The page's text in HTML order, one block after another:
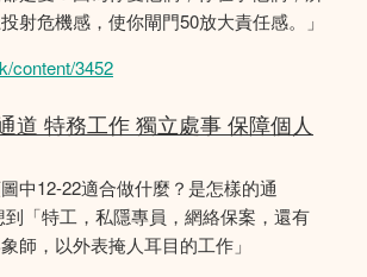
射危機感，使你閘門50放大責任感。」
content/3452
道 特務工作 獨立處事 保障個人
中12-22適合做什麼？是怎樣的通
「特工，私隱專員，網絡保案，還有
師，以外表掩人耳目的工作」